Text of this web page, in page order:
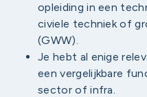
opleiding in een
civiele techniek of
(GWW).
Je hebt al enige
een vergelijkbare
sector of infra.